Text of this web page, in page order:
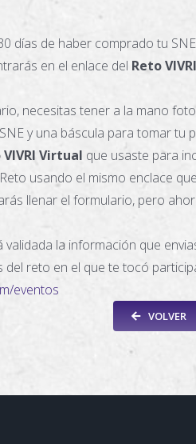
días de haber comprado tu
en el enlace del Reto
necesitas tener a la mano
y una báscula para tomar tu
VIVRI Virtual que usaste para
usando el mismo enclace
llenar el formulario, pero
validada la información que
reto en el que te tocó
eventos
VOLVER